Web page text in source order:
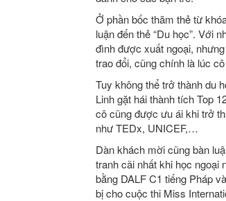
Ở phần bốc thăm thẻ từ
luận đến thẻ “Du học”. Với
đình được xuất ngoại,
trao đổi, cũng chính là lúc
Tuy không thể trở thành du
Linh gặt hái thành tích Top
cô cũng được ưu ái khi trở
như TEDx, UNICEF,…
Dàn khách mời cũng bàn
tranh cãi nhất khi học ngoại
bằng DALF C1 tiếng Pháp
bị cho cuộc thi Miss